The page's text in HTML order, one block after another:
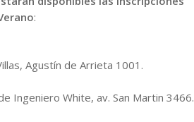
:
Agustín de Arrieta 1001.
Ingeniero White, av. San Martin 3466.